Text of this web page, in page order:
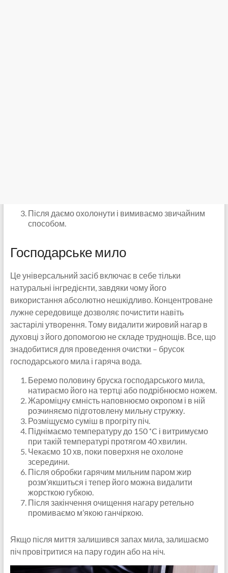
Після даємо охолонути і вимиваємо звичайним
способом.
Господарське мило
Це універсальний засіб включає в себе тільки
натуральні інгредієнти, завдяки чому його
використання абсолютно нешкідливо. Концентроване
лужне середовище дозволяє почистити навіть
застарілі утворення. Тому видалити жировий нагар в
духовці з його допомогою не складе труднощів. Все, що
знадобитися для проведення очистки – брусок
господарського мила і гаряча вода.
Беремо половину бруска господарського мила,
натираємо його на тертці або подрібнюємо ножем.
Жароміцну ємність наповнюємо окропом і в ній
розчиняємо підготовлену мильну стружку.
Розміщуємо суміш в прогріту піч.
Піднімаємо температуру до 150 ˚C і витримуємо
при такій температурі протягом 40 хвилин.
Чекаємо 10 хв, поки поверхня не охолоне
зсередини.
Після обробки гарячим мильним паром жир
розм’якшиться і тепер його можна видалити
жорсткою губкою.
Після закінчення очищення нагару ретельно
промиваємо м’якою ганчіркою.
Якщо після миття залишився запах мила, залишаємо
піч провітритися на пару годин або на ніч.